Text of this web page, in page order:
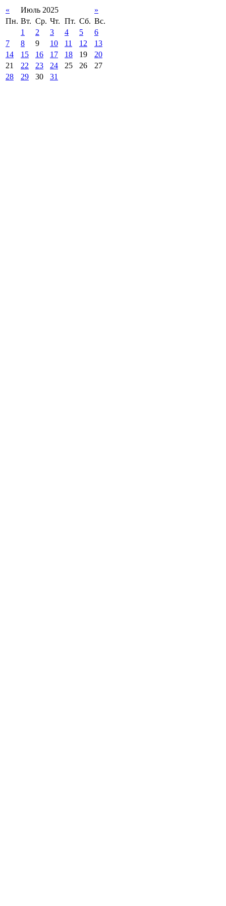
« Июль 2025
»
Пн. Вт. Ср. Чт. Пт. Сб. Вс.
1
2 3 4 5
6
7
8 9 10 11 12
13
14
15 16 17 18 19
20
21
22 23 24 25 26
27
28
29 30 31